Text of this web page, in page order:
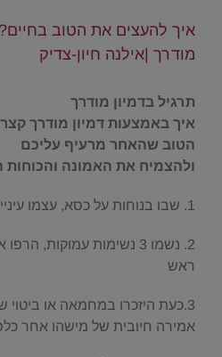
איך להעצים את הטוב
מודרך |אילנה חיון-צדיק
תרגיל בדמיון מודרך
איך באמצעות דמיון מודרך
הטוב שהאחר מרעיף עליכם
ולהצמיח את האמונה והכוחות
1. שבו בנוחות על כסא, עצמו עיניים ברכות,
2. נשמו 3 נשימות עמוקות,
ראש
3.כעת היזכרו במחמאה או
אמירה חיובית של מישהו אחר